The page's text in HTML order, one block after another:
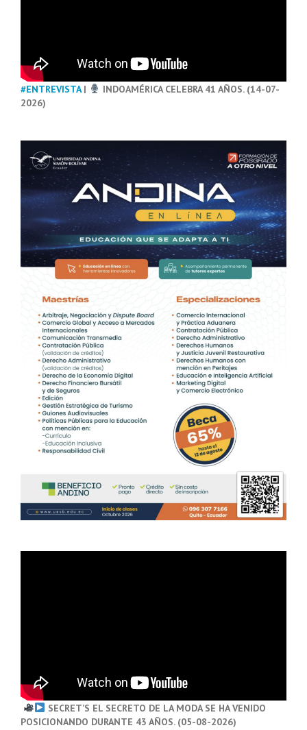
#ENTREVISTA|
INDOAMÉRICA CELEBRA 41 AÑOS. (14-07-
2026)
SECRET’S EL SECRETO DE LA MODA SE HA VENIDO
POSICIONANDO DURANTE 43 AÑOS. (05-08-2026)